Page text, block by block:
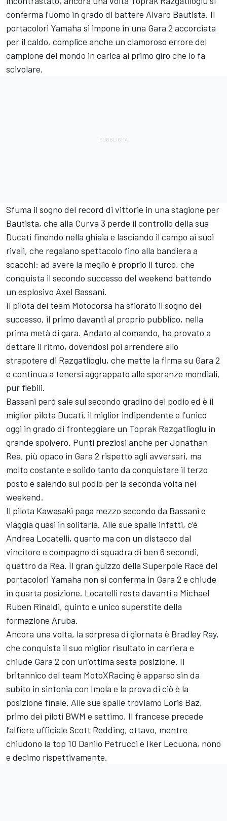
conferma l’uomo in grado di battere Alvaro Bautista. Il
portacolori Yamaha si impone in una Gara 2 accorciata
per il caldo, complice anche un clamoroso errore del
campione del mondo in carica al primo giro che lo fa
scivolare.
Sfuma il sogno del record di vittorie in una stagione per
Bautista, che alla Curva 3 perde il controllo della sua
Ducati finendo nella ghiaia e lasciando il campo ai suoi
rivali, che regalano spettacolo fino alla bandiera a
scacchi: ad avere la meglio è proprio il turco, che
conquista il secondo successo del weekend battendo
un esplosivo Axel Bassani.
Il pilota del team Motocorsa ha sfiorato il sogno del
successo, il primo davanti al proprio pubblico, nella
prima metà di gara. Andato al comando, ha provato a
dettare il ritmo, dovendosi poi arrendere allo
strapotere di Razgatlioglu, che mette la firma su Gara 2
e continua a tenersi aggrappato alle speranze mondiali,
pur flebili.
Bassani però sale sul secondo gradino del podio ed è il
miglior pilota Ducati, il miglior indipendente e l’unico
oggi in grado di fronteggiare un Toprak Razgatlioglu in
grande spolvero. Punti preziosi anche per Jonathan
Rea, più opaco in Gara 2 rispetto agli avversari, ma
molto costante e solido tanto da conquistare il terzo
posto e salendo sul podio per la seconda volta nel
weekend.
Il pilota Kawasaki paga mezzo secondo da Bassani e
viaggia quasi in solitaria. Alle sue spalle infatti, c’è
Andrea Locatelli, quarto ma con un distacco dal
vincitore e compagno di squadra di ben 6 secondi,
quattro da Rea. Il gran guizzo della Superpole Race del
portacolori Yamaha non si conferma in Gara 2 e chiude
in quarta posizione. Locatelli resta davanti a Michael
Ruben Rinaldi, quinto e unico superstite della
formazione Aruba.
Ancora una volta, la sorpresa di giornata è Bradley Ray,
che conquista il suo miglior risultato in carriera e
chiude Gara 2 con un’ottima sesta posizione. Il
britannico del team MotoXRacing è apparso sin da
subito in sintonia con Imola e la prova di ciò è la
posizione finale. Alle sue spalle troviamo Loris Baz,
primo dei piloti BWM e settimo. Il francese precede
l’alfiere ufficiale Scott Redding, ottavo, mentre
chiudono la top 10 Danilo Petrucci e Iker Lecuona, nono
e decimo rispettivamente.